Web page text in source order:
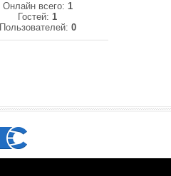
Онлайн всего: 1
Гостей:1
Пользователей: 0